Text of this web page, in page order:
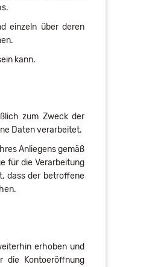
einzeln über deren
kann.
zum Zweck der
Daten verarbeitet.
Anliegens gemäß
für die Verarbeitung
dass der betroffene
erhoben und
die Kontoeröffnung